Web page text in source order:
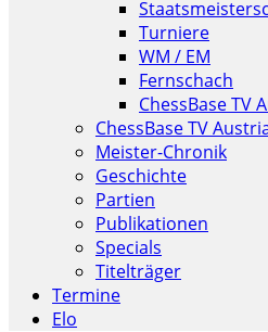
Turniere
WM / EM
Fernschach
ChessBase TV
ChessBase TV
Meister-Chronik
Geschichte
Partien
Publikationen
Specials
Titelträger
Termine
Elo